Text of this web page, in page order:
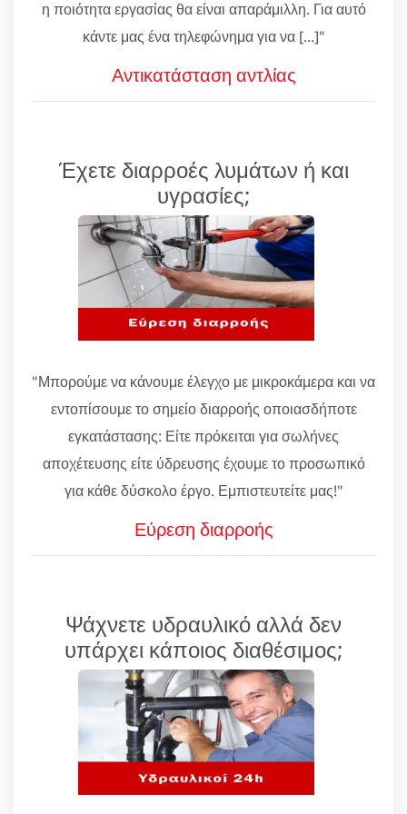
η ποιότητα εργασίας θα είναι απαράμιλλη. Για αυτό
κάντε μας ένα τηλεφώνημα για να [...]"
Αντικατάσταση αντλίας
Έχετε διαρροές λυμάτων ή και
υγρασίες;
"Μπορούμε να κάνουμε έλεγχο με μικροκάμερα και να
εντοπίσουμε το σημείο διαρροής οποιασδήποτε
εγκατάστασης: Είτε πρόκειται για σωλήνες
αποχέτευσης είτε ύδρευσης έχουμε το προσωπικό
για κάθε δύσκολο έργο. Εμπιστευτείτε μας!"
Εύρεση διαρροής
Ψάχνετε υδραυλικό αλλά δεν
υπάρχει κάποιος διαθέσιμος;